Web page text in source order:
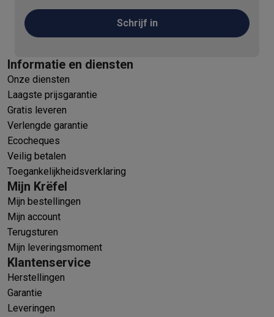
Schrijf in
Informatie en diensten
Onze diensten
Laagste prijsgarantie
Gratis leveren
Verlengde garantie
Ecocheques
Veilig betalen
Toegankelijkheidsverklaring
Mijn Krëfel
Mijn bestellingen
Mijn account
Terugsturen
Mijn leveringsmoment
Klantenservice
Herstellingen
Garantie
Leveringen